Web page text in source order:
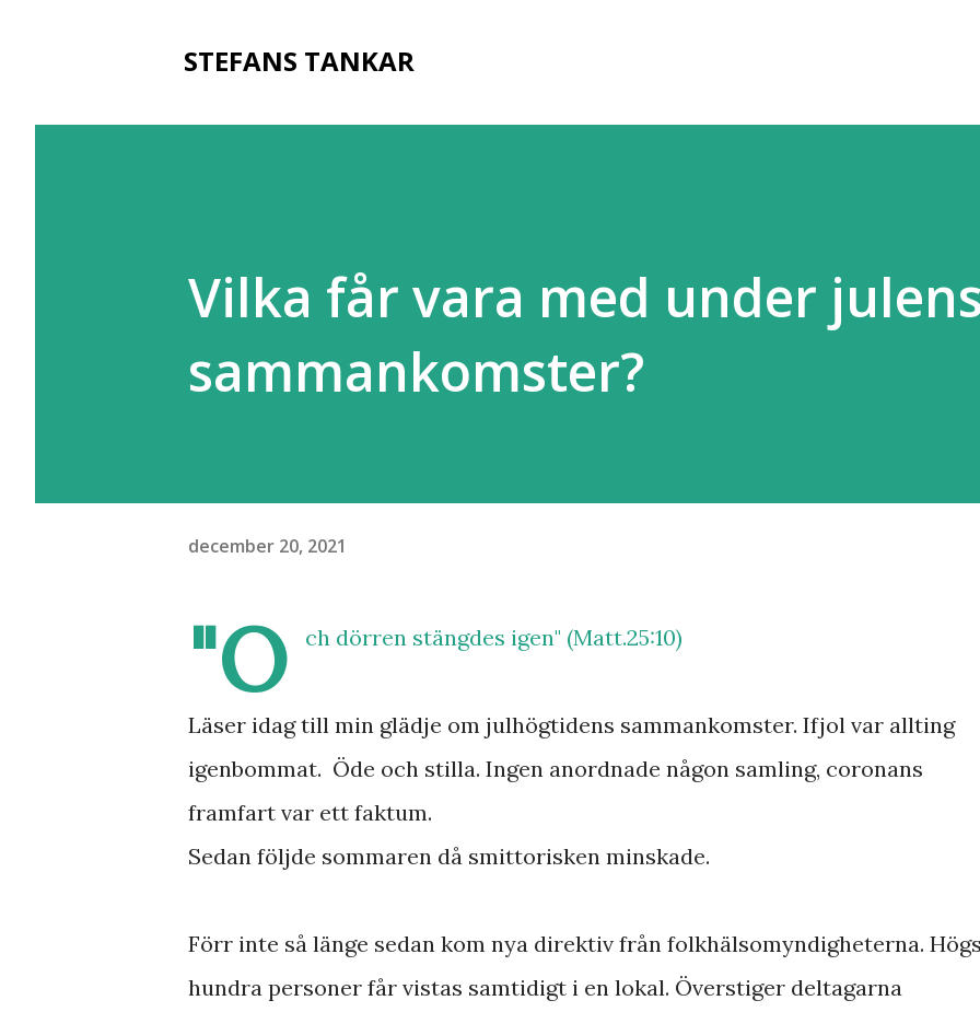
STEFANS TANKAR
Vilka får vara med under
sammankomster?
december 20, 2021
"O ch dörren stängdes igen" (Matt.25:10)
Läser idag till min glädje om julhögtidens sammankomster. Ifjol var allting
igenbommat. Öde och stilla. Ingen anordnade någon samling, coronans
framfart var ett faktum.
Sedan följde sommaren då smittorisken minskade.
Förr inte så länge sedan kom nya direktiv från folkhälsomyndigheterna.
hundra personer får vistas samtidigt i en lokal. Överstiger deltagarna